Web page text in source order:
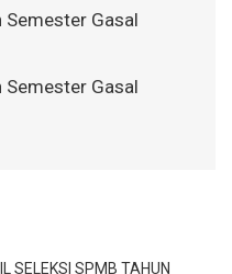
Gasal
Gasal
SELEKSI SPMB TAHUN